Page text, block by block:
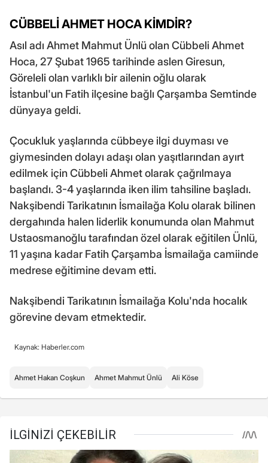
CÜBBELİ AHMET HOCA KİMDİR?
Asıl adı Ahmet Mahmut Ünlü olan Cübbeli Ahmet
Hoca, 27 Şubat 1965 tarihinde aslen Giresun,
Göreleli olan varlıklı bir ailenin oğlu olarak
İstanbul'un Fatih ilçesine bağlı Çarşamba Semtinde
dünyaya geldi.
Çocukluk yaşlarında cübbeye ilgi duyması ve
giymesinden dolayı adaşı olan yaşıtlarından ayırt
edilmek için Cübbeli Ahmet olarak çağrılmaya
başlandı. 3-4 yaşlarında iken ilim tahsiline başladı.
Nakşibendi Tarikatının İsmailağa Kolu olarak bilinen
dergahında halen liderlik konumunda olan Mahmut
Ustaosmanoğlu tarafından özel olarak eğitilen Ünlü,
11 yaşına kadar Fatih Çarşamba İsmailağa camiinde
medrese eğitimine devam etti.
Nakşibendi Tarikatının İsmailağa Kolu'nda hocalık
görevine devam etmektedir.
Kaynak: Haberler.com
Ahmet Hakan Coşkun Ahmet Mahmut Ünlü Ali Köse